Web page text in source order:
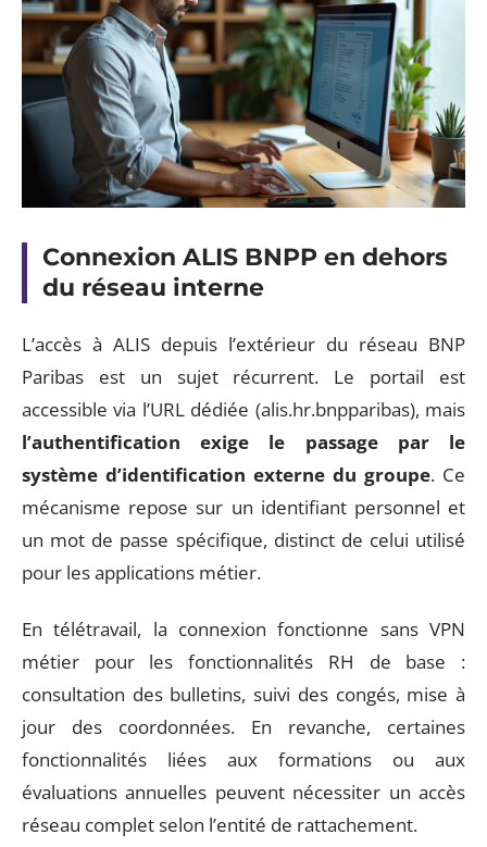
Connexion ALIS BNPP en dehors
du réseau interne
L’accès à ALIS depuis l’extérieur du réseau BNP
Paribas est un sujet récurrent. Le portail est
accessible via l’URL dédiée (alis.hr.bnpparibas), mais
l’authentification exige le passage par le
système d’identification externe du groupe. Ce
mécanisme repose sur un identifiant personnel et
un mot de passe spécifique, distinct de celui utilisé
pour les applications métier.
En télétravail, la connexion fonctionne sans VPN
métier pour les fonctionnalités RH de base :
consultation des bulletins, suivi des congés, mise à
jour des coordonnées. En revanche, certaines
fonctionnalités liées aux formations ou aux
évaluations annuelles peuvent nécessiter un accès
réseau complet selon l’entité de rattachement.